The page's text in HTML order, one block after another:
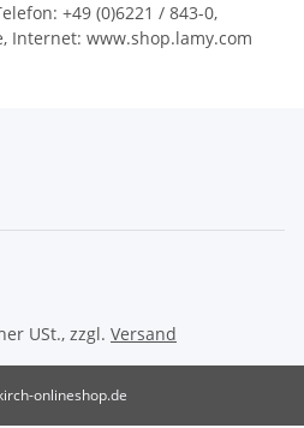
+49 (0)6221 / 843-0,
Internet: www.shop.lamy.com
USt., zzgl. Versand
onlineshop.de